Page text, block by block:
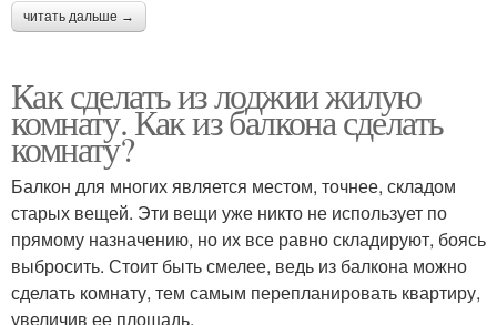
читать дальше →
Как сделать из лоджии жилую
комнату. Как из балкона сделать
комнату?
Балкон для многих является местом, точнее, складом
старых вещей. Эти вещи уже никто не использует по
прямому назначению, но их все равно складируют, боясь
выбросить. Стоит быть смелее, ведь из балкона можно
сделать комнату, тем самым перепланировать квартиру,
увеличив ее площадь.